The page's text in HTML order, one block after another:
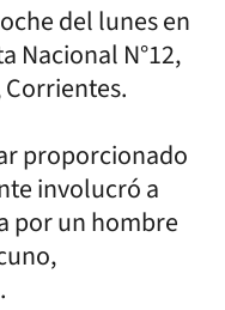
del lunes en
Nacional N°12,
proporcionado
involucró a
por un hombre